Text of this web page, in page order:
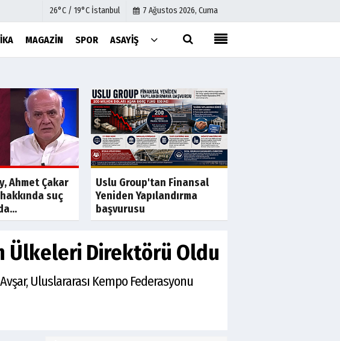
26°C / 19°C İstanbul 7 Ağustos 2026, Cuma
MAGAZIN SPOR ASAYIŞ
İletişim
Çerez Politikası
Gizlilik İlkeleri
Ahmet Çakar
suç
Son Dakika
Uslu Group'tan Finansal
Yeniden Yapılandırma
başvurusu
Ülkeleri Direktörü Oldu
Uluslararası Kempo Federasyonu